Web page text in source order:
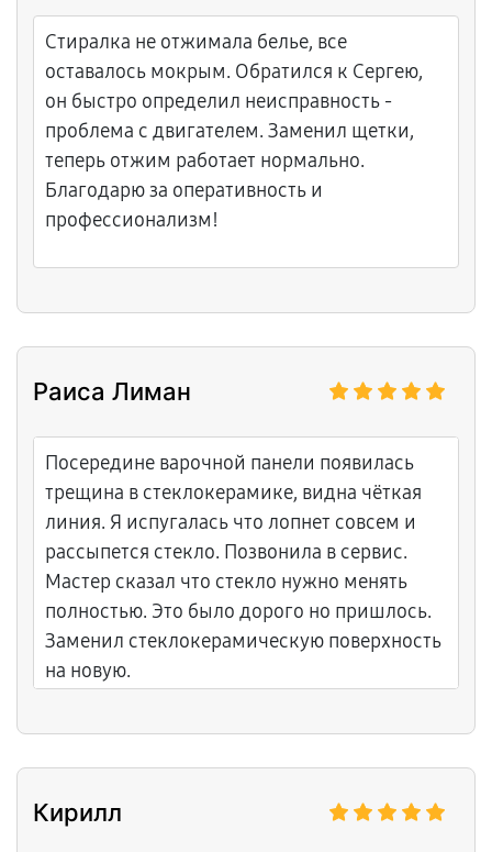
Стиралка не отжимала белье, все
оставалось мокрым. Обратился к Сергею,
он быстро определил неисправность -
проблема с двигателем. Заменил щетки,
теперь отжим работает нормально.
Благодарю за оперативность и
профессионализм!
Раиса Лиман
Посередине варочной панели появилась
трещина в стеклокерамике, видна чёткая
линия. Я испугалась что лопнет совсем и
рассыпется стекло. Позвонила в сервис.
Мастер сказал что стекло нужно менять
полностью. Это было дорого но пришлось.
Заменил стеклокерамическую поверхность
на новую.
Кирилл